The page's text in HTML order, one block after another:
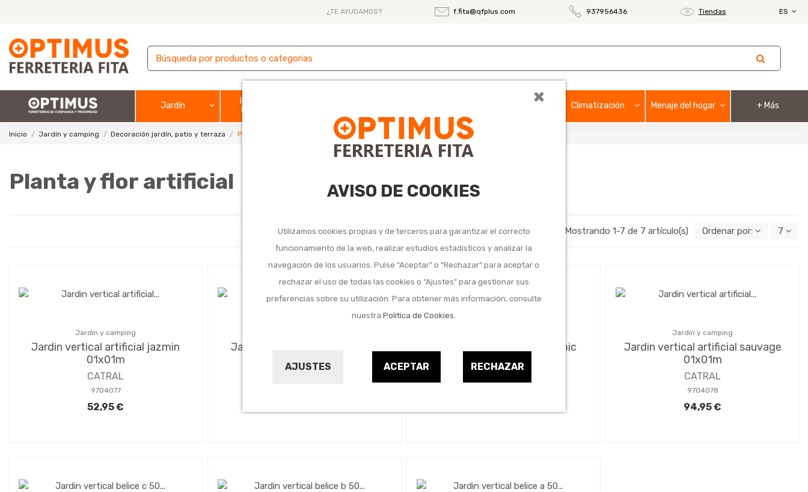
×
AVISO DE COOKIES
Utilizamos cookies propias y de terceros para garantizar el correcto
funcionamiento de la web, realizar estudios estadísticos y analizar la
navegación de los usuarios. Pulse “Aceptar” o “Rechazar” para aceptar o
rechazar el uso de todas las cookies o “Ajustes” para gestionar sus
preferencias sobre su utilización. Para obtener más información, consulte
nuestraPolítica de Cookies
AJUSTES ACEPTAR RECHAZAR
¿TE AYUDAMOS? f.fita@qfplus.com 937956436 Tiendas ES
Jardín
Pintura y
Climatización Menaje del hogar + Más
Inicio Jardín y camping Decoración jardín, patio y terraza Planta y flor artificial
Planta y flor artificial
Mostrando 1-7 de 7 artículo(s) Ordenar por: 7
Jardín y camping
Jardin vertical artificial jazmin
01x01m
CATRAL
9704077
52,95 €
Jardin vertical artificial forest
01x01m
Jardin vertical artificial tropic
01x01m
Jardín y camping
Jardin vertical artificial sauvage
01x01m
CATRAL
9704078
94,95 €